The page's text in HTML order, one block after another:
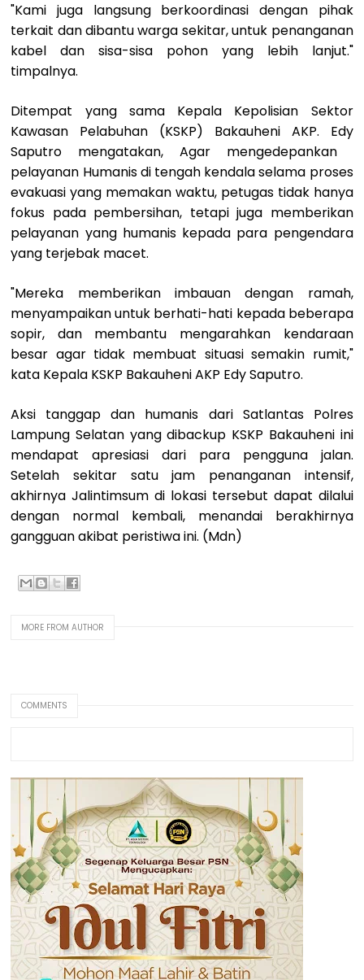
"Kami juga langsung berkoordinasi dengan pihak
terkait dan dibantu warga sekitar, untuk penanganan
kabel dan sisa-sisa pohon yang lebih lanjut."
timpalnya.
Ditempat yang sama Kepala Kepolisian Sektor
Kawasan Pelabuhan (KSKP) Bakauheni AKP. Edy
Saputro mengatakan, Agar mengedepankan ​
pelayanan Humanis di tengah kendala ​selama proses
evakuasi yang memakan waktu, petugas tidak hanya
fokus pada pembersihan, tetapi juga memberikan
pelayanan yang humanis kepada para pengendara
yang terjebak macet.
"Mereka memberikan imbauan dengan ramah,
menyampaikan untuk berhati-hati kepada beberapa
sopir, dan membantu mengarahkan kendaraan
besar agar tidak membuat situasi semakin rumit,"
kata Kepala KSKP Bakauheni AKP Edy Saputro.
​Aksi tanggap dan humanis dari Satlantas Polres
Lampung Selatan yang dibackup KSKP Bakauheni ini
mendapat apresiasi dari para pengguna jalan.
Setelah sekitar satu jam penanganan intensif,
akhirnya Jalintimsum di lokasi tersebut dapat dilalui
dengan normal kembali, menandai berakhirnya
gangguan akibat peristiwa ini. (Mdn)
MORE FROM AUTHOR
COMMENTS